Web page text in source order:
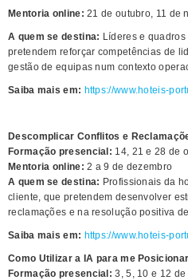
Mentoria online: 21 de outubro, 11 de
A quem se destina: Líderes e
pretendem reforçar competências de
gestão de equipas num contexto
Saiba mais em: https://www.hoteis-
Descomplicar Conflitos e
Formação presencial: 14, 21 e 28 de
Mentoria online:2 a 9 de dezembro
A quem se destina: Profissionais da
cliente, que pretendem desenvolver
reclamações e na resolução positiva
Saiba mais em: https://www.hoteis-
Como Utilizar a IA para me Posicionar
Formação presencial:3, 5, 10 e 12